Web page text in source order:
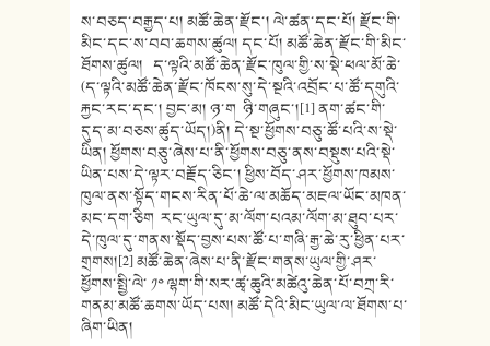
ས་བཅད་བརྒྱད་པ། མཚོ་ཆེན་རྫོང་། ལེ་ཚན་དང་པོ། རྫོང་གི་
མིང་དང་ས་བབ་ཆགས་ཚུལ། དང་པོ། མཚོ་ཆེན་རྫོང་གི་མིང་
ཐོགས་ཚུལ། ད་ལྟའི་མཚོ་ཆེན་རྫོང་ཁུལ་གྱི་ས་སྡེ་ཕལ་མོ་ཆེ་
(ད་ལྟའི་མཚོ་ཆེན་རྫོང་ཁོངས་སུ་དེ་སྔའི་འབྲོང་པ་ཚོ་དགུའི་
རྐྱང་རང་དང་། བྱང་མ། ཉ་ག ཉི་གཞུང་།[1] ནག་ཚང་གི་
དུད་མ་བཅས་ཚུད་ཡོད།)ནི། དེ་སྔ་ཕྱོགས་བཅུ་ཚོ་པའི་ས་སྡེ་
ཡིན། ཕྱོགས་བཅུ་ཞེས་པ་ནི་ཕྱོགས་བཅུ་ནས་བསྡུས་པའི་སྡེ་
ཡིན་པས་དེ་ལྟར་བརྗོད་ཅིང་། ཕྱིས་བོད་ཤར་ཕྱོགས་ཁམས་
ཁུལ་ནས་སྟོད་གངས་རིན་པོ་ཆེ་ལ་མཆོད་མཇལ་ཡོང་མཁན་
མང་དག་ཅིག རང་ཡུལ་དུ་མ་ལོག་པའམ་ལོག་མ་ཐུབ་པར་
དེ་ཁུལ་དུ་གནས་སྡོད་བྱས་པས་ཚོ་པ་གཞི་རྒྱ་ཆེ་རུ་ཕྱིན་པར་
གྲགས།[2] མཚོ་ཆེན་ཞེས་པ་ནི་རྫོང་གནས་ཡུལ་གྱི་ཤར་
ཕྱོགས་སྤྱི་ལེ་ ༡༠ ལྷག་གི་སར་ཚྭ་ཆུའི་མཚེའུ་ཆེན་པོ་བཀྲ་རི་
གནམ་མཚོ་ཆགས་ཡོད་པས། མཚོ་དེའི་མིང་ཡུལ་ལ་ཐོགས་པ་
ཞིག་ཡིན།